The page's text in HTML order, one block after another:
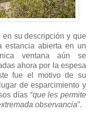
en su descripción y que
estancia abierta en un
ventana aún se
ahora por la espesa
fue el motivo de su
de esparcimiento y
días “que les permite
observancia”.